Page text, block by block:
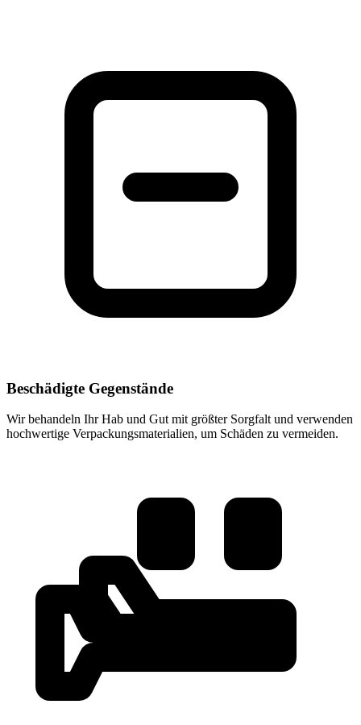
Beschädigte Gegenstände
Wir behandeln Ihr Hab und Gut mit größter Sorgfalt und verwenden
hochwertige Verpackungsmaterialien, um Schäden zu vermeiden.